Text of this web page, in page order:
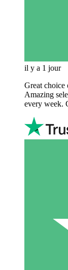
il y a 1 jour
Great choice
Amazing
every week.